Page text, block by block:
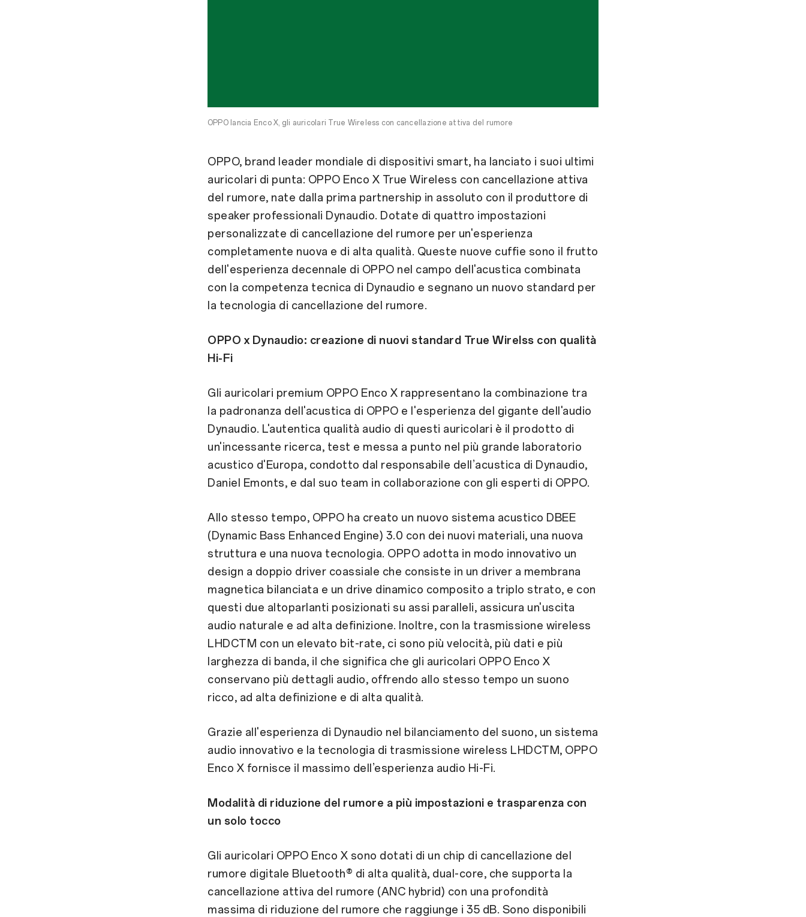
OPPO lancia Enco X, gli auricolari True Wireless con cancellazione attiva del rumore
OPPO, brand leader mondiale di dispositivi smart, ha lanciato i suoi ultimi
auricolari di punta: OPPO Enco X True Wireless con cancellazione attiva
del rumore, nate dalla prima partnership in assoluto con il produttore di
speaker professionali Dynaudio. Dotate di quattro impostazioni
personalizzate di cancellazione del rumore per un'esperienza
completamente nuova e di alta qualità. Queste nuove cuffie sono il frutto
dell'esperienza decennale di OPPO nel campo dell'acustica combinata
con la competenza tecnica di Dynaudio e segnano un nuovo standard per
la tecnologia di cancellazione del rumore.
OPPO x Dynaudio: creazione di nuovi standard True Wirelss con qualità
Hi-Fi
Gli auricolari premium OPPO Enco X rappresentano la combinazione tra
la padronanza dell'acustica di OPPO e l'esperienza del gigante dell'audio
Dynaudio. L'autentica qualità audio di questi auricolari è il prodotto di
un'incessante ricerca, test e messa a punto nel più grande laboratorio
acustico d'Europa, condotto dal responsabile dell’acustica di Dynaudio,
Daniel Emonts, e dal suo team in collaborazione con gli esperti di OPPO.
Allo stesso tempo, OPPO ha creato un nuovo sistema acustico DBEE
(Dynamic Bass Enhanced Engine) 3.0 con dei nuovi materiali, una nuova
struttura e una nuova tecnologia. OPPO adotta in modo innovativo un
design a doppio driver coassiale che consiste in un driver a membrana
magnetica bilanciata e un drive dinamico composito a triplo strato, e con
questi due altoparlanti posizionati su assi paralleli, assicura un'uscita
audio naturale e ad alta definizione. Inoltre, con la trasmissione wireless
LHDCTM con un elevato bit-rate, ci sono più velocità, più dati e più
larghezza di banda, il che significa che gli auricolari OPPO Enco X
conservano più dettagli audio, offrendo allo stesso tempo un suono
ricco, ad alta definizione e di alta qualità.
Grazie all'esperienza di Dynaudio nel bilanciamento del suono, un sistema
audio innovativo e la tecnologia di trasmissione wireless LHDCTM, OPPO
Enco X fornisce il massimo dell’esperienza audio Hi-Fi.
Modalità di riduzione del rumore a più impostazioni e trasparenza con
un solo tocco
Gli auricolari OPPO Enco X sono dotati di un chip di cancellazione del
rumore digitale Bluetooth® di alta qualità, dual-core, che supporta la
cancellazione attiva del rumore (ANC hybrid) con una profondità
massima di riduzione del rumore che raggiunge i 35 dB. Sono disponibili